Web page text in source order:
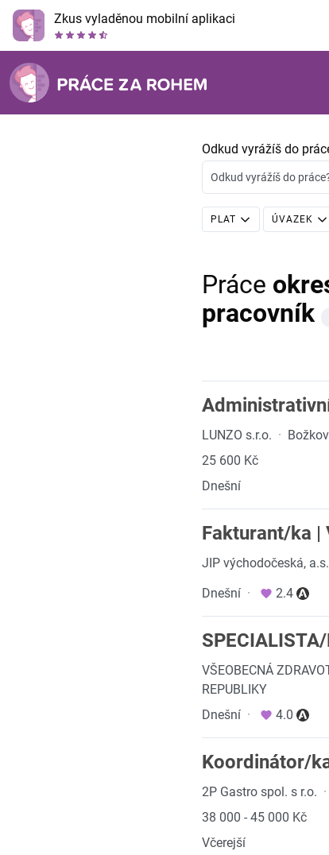
Zkus vyladěnou mobilní aplikaci
Odkud vyrážíš do
Odkud vyrážíš do
PLAT ÚVAZEK
Práce
pracovník
LUNZO s.r.o. ·
25 600 Kč
Dnešní
Fakturant/ka |
JIP východočeská, a.s.
Dnešní · 2.4
VŠEOBECNÁ
REPUBLIKY
Dnešní · 4.0
Koordinátor/
2P Gastro spol. s r.o. ·
38 000 - 45 000 Kč
Včerejší